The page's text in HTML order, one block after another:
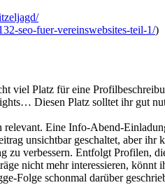
seo-fuer-vereinswebsites-teil-1/)
viel Platz für eine
Diesen Platz solltet ihr gut
Eine Info-Abend-
unsichtbar geschaltet, aber
verbessern. Entfolgt Profilen,
nicht mehr interessieren, könnt
Folge schonmal darüber